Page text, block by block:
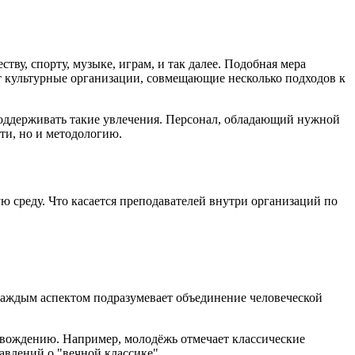
спорту, музыке, играм, и так далее. Подобная мера
организации, совмещающие несколько подходов к
такие увлечения. Персонал, обладающий нужной
но и методологию.
Что касается преподавателей внутри организаций по
аспектом подразумевает объединение человеческой
Например, молодёжь отмечает классические